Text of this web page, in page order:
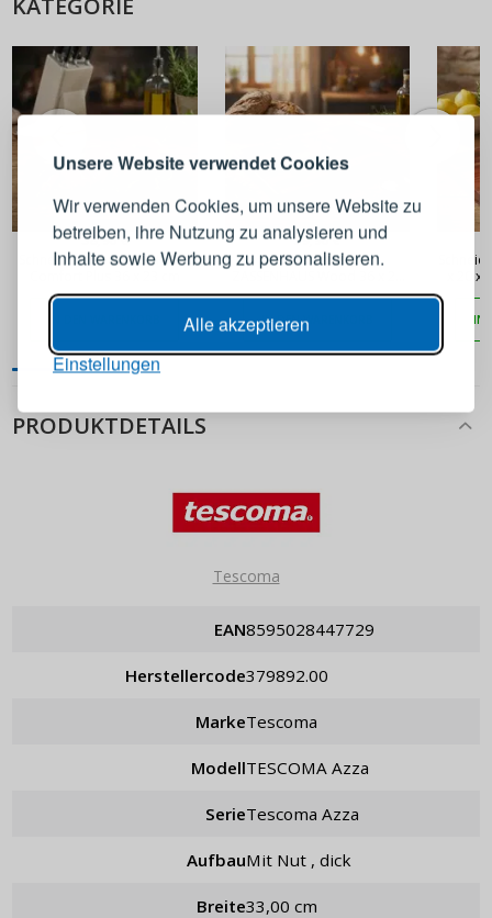
Unsere Website verwendet Cookies
Wir verwenden Cookies, um unsere Website zu
betreiben, ihre Nutzung zu analysieren und
Inhalte sowie Werbung zu personalisieren.
Alle akzeptieren
Einstellungen
KATEGORIE
38,90 €
Schneidebrett ZASSENHAUS
39,90 €
Schneidebrett Holz
cm
IN DEN WARENKORB
x 20
IN
PRODUKTDETAILS
Tescoma
EAN 8595028447729
Herstellercode 379892.00
Marke Tescoma
Modell TESCOMA Azza
Serie Tescoma Azza
Aufbau mit Nut , dick
Breite 33,00 cm
ANMELDEN REGISTRIEREN
Melden Sie sich bei Ihrem
E-Mail-Adresse